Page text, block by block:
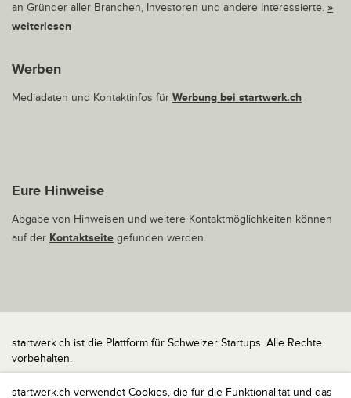
startwerk.ch verwendet Cookies, die für die Funktionalität und das
an Gründer aller Branchen, Investoren und andere Interessierte. »
weiterlesen
Werben
Mediadaten und Kontaktinfos für Werbung bei startwerk.ch
Eure Hinweise
Abgabe von Hinweisen und weitere Kontaktmöglichkeiten können
auf der Kontaktseite gefunden werden.
startwerk.ch ist die Plattform für Schweizer Startups. Alle Rechte
vorbehalten.
Impressum